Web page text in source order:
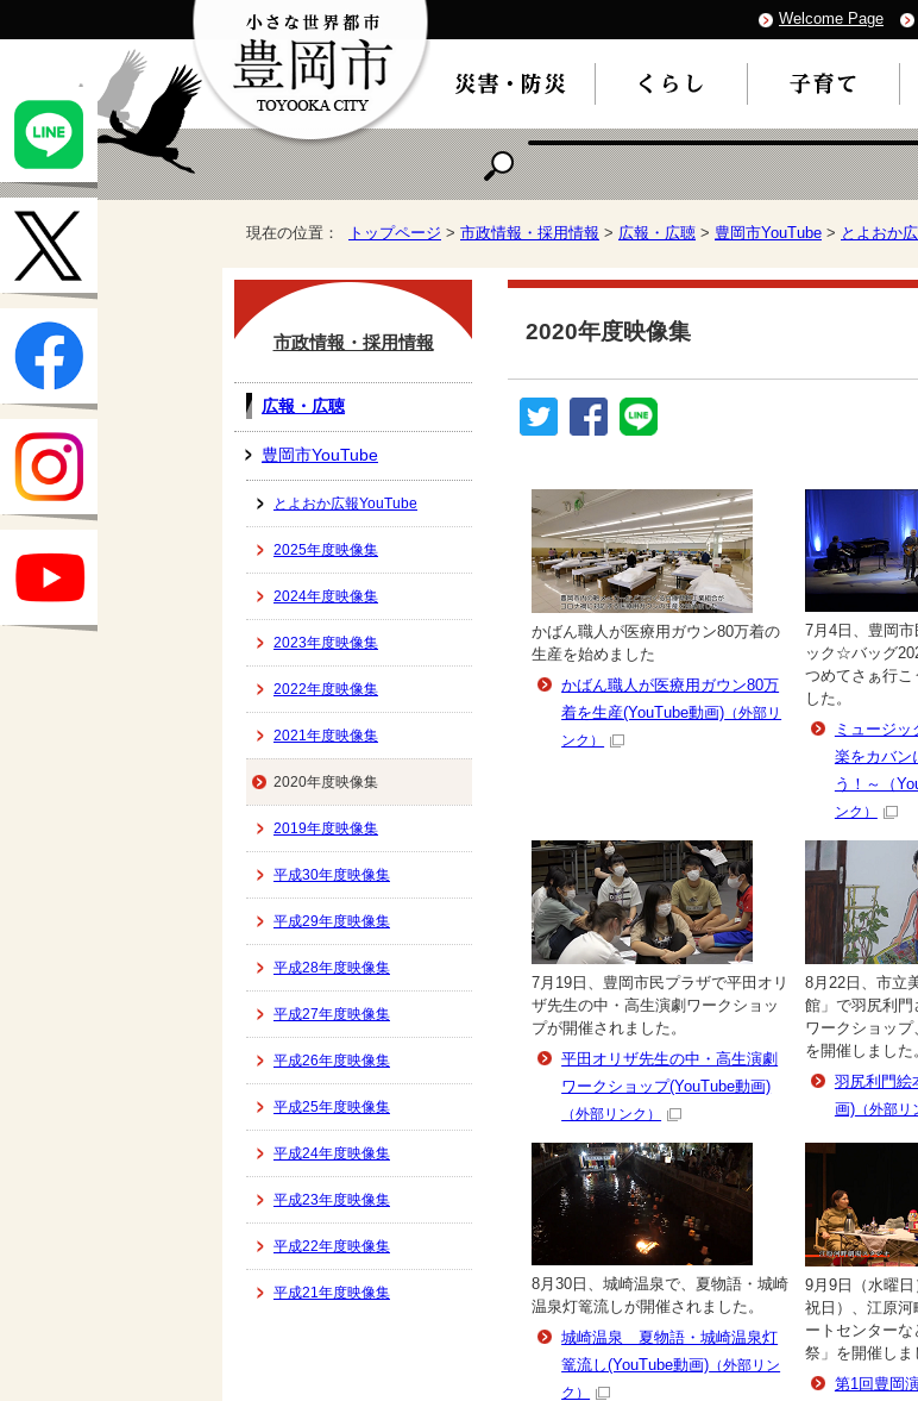
Welcome Page
現在の位置： トップページ > 市政情報・採用情報 > 広報・広聴 > 豊岡市YouTube > とよおか
2020年度映像集
かばん職人が医療用ガウン80万着の
生産を始めました
かばん職人が医療用ガウン80万
着を生産(YouTube動画) （外部リ
ンク）
7月4日、豊岡
ック☆バッグ
つめてさぁ行こ
した。
ミュージ
楽をカバン
う！～（
ンク）
7月19日、豊岡市民プラザで平田オリ
ザ先生の中・高生演劇ワークショッ
プが開催されました。
平田オリザ先生の中・高生演劇
ワークショップ(YouTube動画)
（外部リンク）
8月22日、市立
館」で羽尻利門
ワークショップ
を開催しました
羽尻利門絵
画)（外部リ
8月30日、城崎温泉で、夏物語・城崎
温泉灯篭流しが開催されました。
城崎温泉 夏物語・城崎温泉灯
篭流し(YouTube動画) （外部リン
ク）
9月9日（水曜日
祝日）、江原河
ートセンターな
祭」を開催しま
第1回豊岡
市政情報・採用情報
広報・広聴
豊岡市YouTube
とよおか広報YouTube
2025年度映像集
2024年度映像集
2023年度映像集
2022年度映像集
2021年度映像集
2020年度映像集
2019年度映像集
平成30年度映像集
平成29年度映像集
平成28年度映像集
平成27年度映像集
平成26年度映像集
平成25年度映像集
平成24年度映像集
平成23年度映像集
平成22年度映像集
平成21年度映像集